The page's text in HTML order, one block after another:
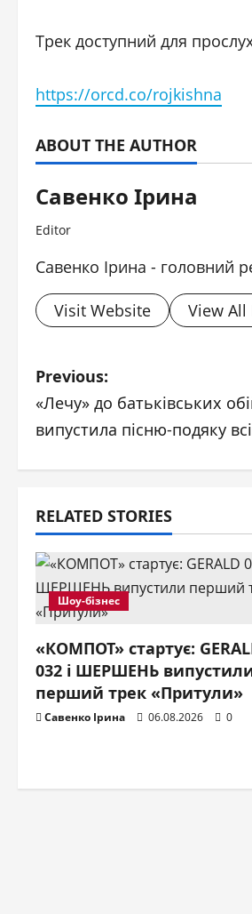
Трек доступний для
https://orcd.co/rojkishna
ABOUT THE AUTHOR
Савенко Ірина
Editor
Савенко Ірина - головний
Visit Website View All
P
o
n
a
v
i
g
a
i
Previous:
«Лечу» до батьківських
випустила пісню-подяку
RELATED STORIES
Шоу-бізнес
«КОМПОТ» стартує:
032 і ШЕРШЕНЬ
перший трек «Притули»
Савенко Ірина 06.08.2026 0